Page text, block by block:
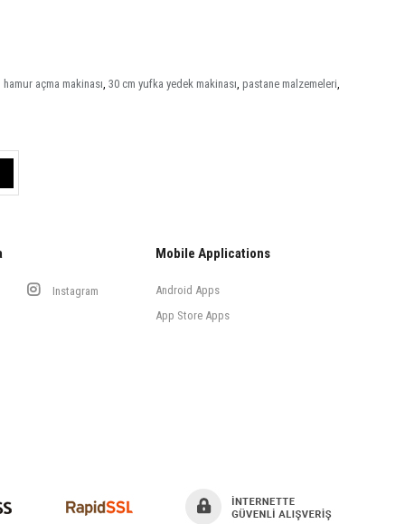
hamur açma makinası 30 cm yufka yedek makinası pastane malzemeleri
Instagram
Mobile Applications
Android Apps
App Store Apps